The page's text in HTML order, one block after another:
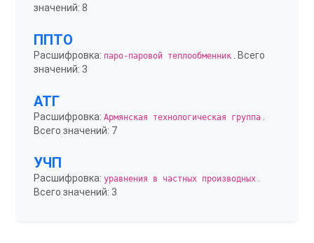
значений: 8
ППТО
Расшифровка: паро-паровой теплообменник . Всего
значений: 3
АТГ
Расшифровка: Армянская технологическая группа
Всего значений: 7
УЧП
Расшифровка: уравнения в частных производных
Всего значений: 3